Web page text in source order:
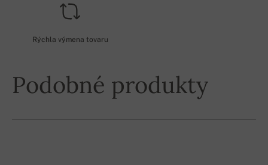
Rýchla výmena tovaru
Podobné produkty